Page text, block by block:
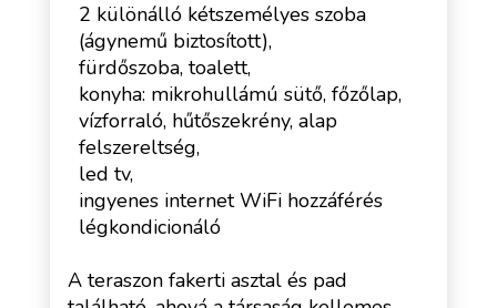
2 különálló kétszemélyes szoba
(ágynemű biztosított),
fürdőszoba, toalett,
konyha: mikrohullámú sütő, főzőlap,
vízforraló, hűtőszekrény, alap
felszereltség,
led tv,
ingyenes internet WiFi hozzáférés
légkondicionáló
A teraszon fakerti asztal és pad